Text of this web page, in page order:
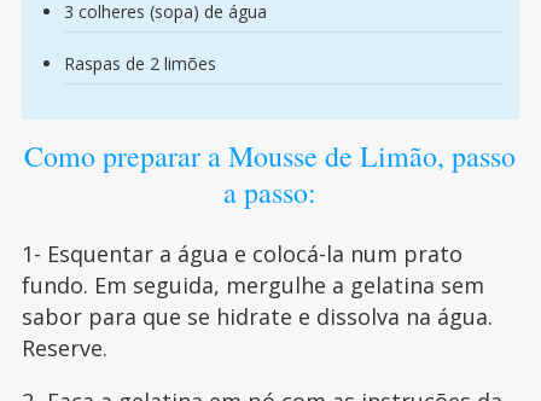
3 colheres (sopa) de água
Raspas de 2 limões
Como preparar a Mousse de Limão, passo
a passo:
1- Esquentar a água e colocá-la num prato
fundo. Em seguida, mergulhe a gelatina sem
sabor para que se hidrate e dissolva na água.
Reserve.